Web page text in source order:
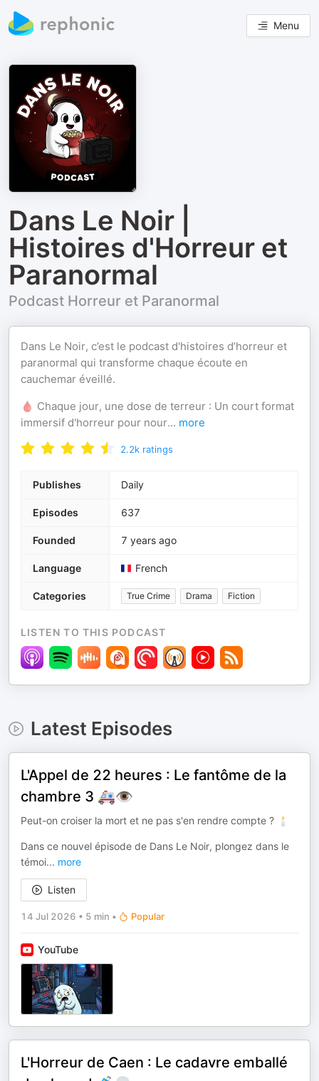
Menu
Dans Le Noir |
Histoires d'Horreur et
Paranormal
Podcast Horreur et Paranormal
Dans Le Noir, c’est le podcast d'histoires d’horreur et
paranormal qui transforme chaque écoute en
cauchemar éveillé.
🩸 Chaque jour, une dose de terreur : Un court format
immersif d'horreur pour nour... more
2.2k ratings
Publishes Daily
Episodes 637
Founded 7 years ago
Language French
Categories True Crime Drama Fiction
LISTEN TO THIS PODCAST
Latest Episodes
L'Appel de 22 heures : Le fantôme de la
chambre 3 🚑👁️
Peut-on croiser la mort et ne pas s'en rendre compte ? 🕯️
Dans ce nouvel épisode de Dans Le Noir, plongez dans le
témoi... more
Listen
14 Jul 2026 • 5 min • Popular
YouTube
L'Horreur de Caen : Le cadavre emballé